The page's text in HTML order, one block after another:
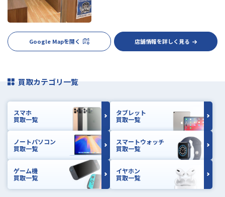
Google Mapを開く 店舗情報を詳しく見る
買取カテゴリ一覧
スマホ
買取一覧
タブレット
買取一覧
ノートパソコン
買取一覧
スマートウォッチ
買取一覧
ゲーム機
買取一覧
イヤホン
買取一覧